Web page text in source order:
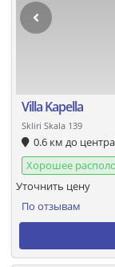
Villa Kapella
Skliri Skala 139
0.6 км до центра
Хорошее
По отзывам
Уточнить цену